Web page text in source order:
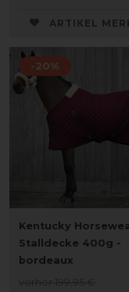
ARTIKEL
-20%
Kentucky
Stalldecke 400g -
bordeaux